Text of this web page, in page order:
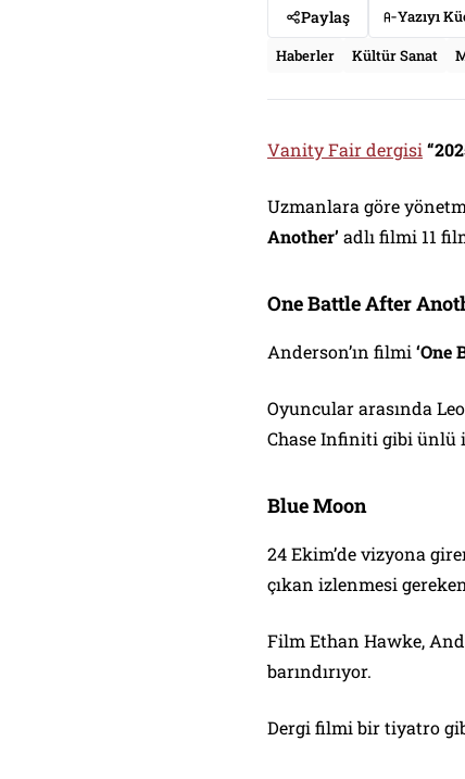
Paylaş Yazıyı
Haberler
Kültür Sanat
Vanity Fair dergisi
Uzmanlara göre
Another’ adlı filmi 11
One Battle After
Anderson’ın filmi ‘One
Oyuncular arasında
Chase Infiniti gibi ünlü
Blue Moon
24 Ekim’de vizyona
çıkan izlenmesi
Film Ethan Hawke,
barındırıyor.
Dergi filmi bir tiyatro